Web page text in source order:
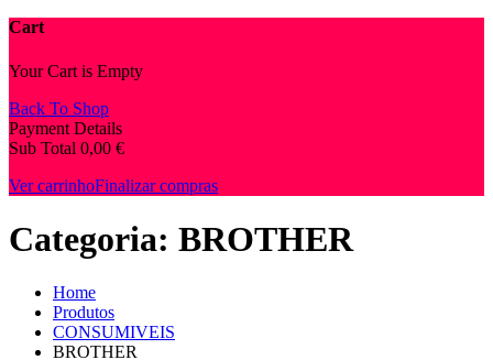
Cart
Your Cart is Empty
Back To Shop
Payment Details
Sub Total 0,00 €
Ver carrinhoFinalizar compras
Categoria: BROTHER
Home
Produtos
CONSUMIVEIS
BROTHER